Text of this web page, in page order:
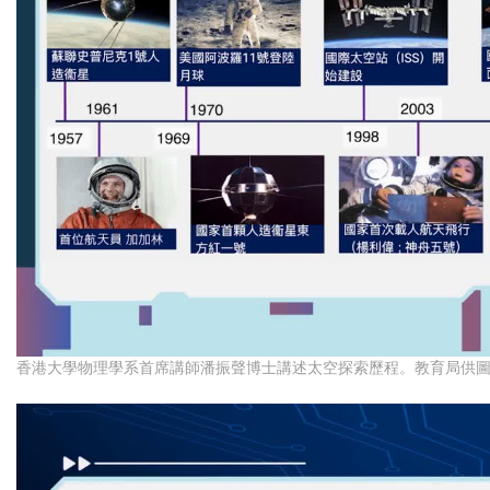
香港大學物理學系首席講師潘振聲博士講述太空探索歷程。教育局供